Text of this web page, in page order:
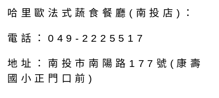
哈里歐法式蔬食餐廳(南投店)：
電話：049-2225517
地址：南投市南陽路177號(康壽
國小正門口前)